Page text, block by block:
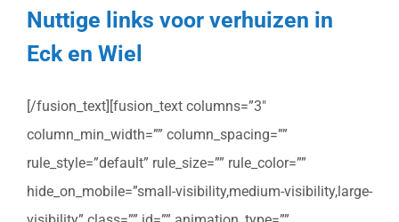
Nuttige links voor verhuizen in
Eck en Wiel
[/fusion_text][fusion_text columns=”3″
column_min_width=”” column_spacing=””
rule_style=”default” rule_size=”” rule_color=””
hide_on_mobile=”small-visibility,medium-visibility,large-